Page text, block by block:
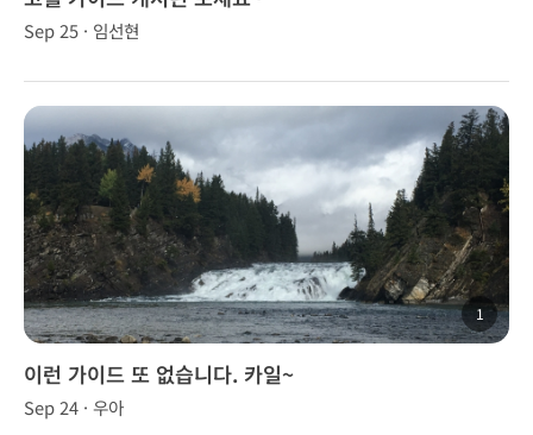
Sep 25 · 임선현
1
이런 가이드 또 없습니다. 카일~
Sep 24 · 우아